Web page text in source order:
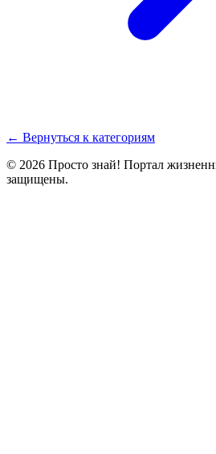
← Вернуться к категориям
© 2026 Просто знай! Портал
защищены.